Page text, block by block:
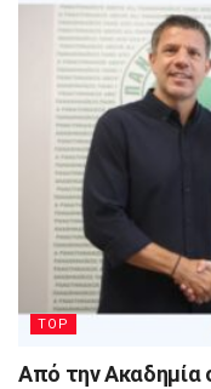
TOP
Από την Ακαδημία